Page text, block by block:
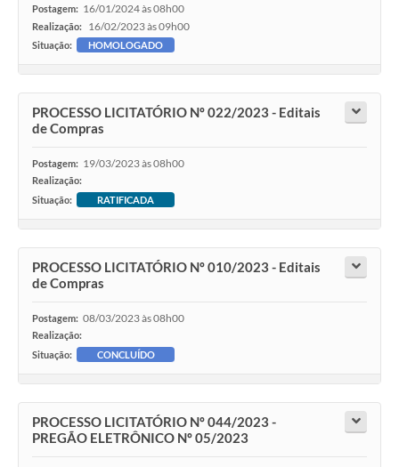
Postagem: 16/01/2024 às 08h00
Realização: 16/02/2023 às 09h00
Situação: HOMOLOGADO
PROCESSO LICITATÓRIO Nº 022/2023 - Editais
de Compras
Postagem: 19/03/2023 às 08h00
Realização:
Situação:
RATIFICADA
PROCESSO LICITATÓRIO Nº 010/2023 - Editais
de Compras
Postagem: 08/03/2023 às 08h00
Realização:
Situação:
CONCLUÍDO
PROCESSO LICITATÓRIO Nº 044/2023 -
PREGÃO ELETRÔNICO Nº 05/2023